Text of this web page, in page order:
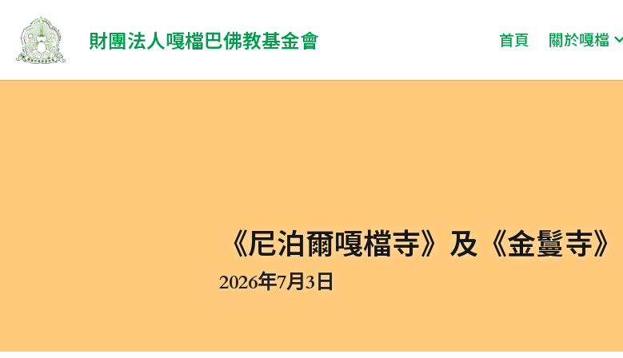
財團法人嘎檔巴佛教基金會 首頁 關於嘎檔
《尼泊爾嘎檔寺》及《金鬘寺》
2026年7月3日